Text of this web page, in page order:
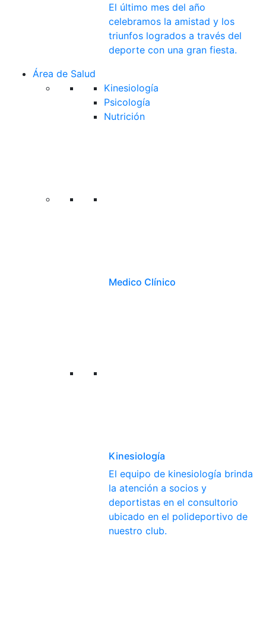
El último mes del año
celebramos la amistad y los
triunfos logrados a través del
deporte con una gran fiesta.
Área de Salud
Kinesiología
Psicología
Nutrición
Medico Clínico
Kinesiología
El equipo de kinesiología brinda
la atención a socios y
deportistas en el consultorio
ubicado en el polideportivo de
nuestro club.